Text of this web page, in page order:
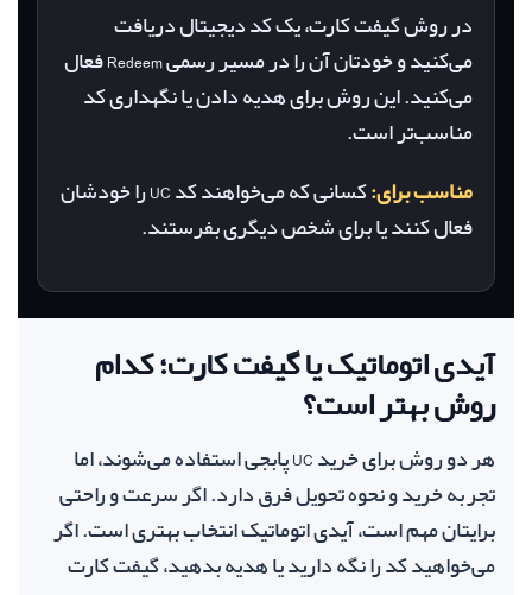
در روش گیفت کارت، یک کد دیجیتال دریافت
می‌کنید و خودتان آن را در مسیر رسمی Redeem فعال
می‌کنید. این روش برای هدیه دادن یا نگهداری کد
مناسب‌تر است.
مناسب برای:
کسانی که می‌خواهند کد UC را خودشان
فعال کنند یا برای شخص دیگری بفرستند.
آیدی اتوماتیک یا گیفت کارت؛ کدام
روش بهتر است؟
هر دو روش برای خرید UC پابجی استفاده می‌شوند، اما
تجربه خرید و نحوه تحویل فرق دارد. اگر سرعت و راحتی
برایتان مهم است، آیدی اتوماتیک انتخاب بهتری است. اگر
می‌خواهید کد را نگه دارید یا هدیه بدهید، گیفت کارت